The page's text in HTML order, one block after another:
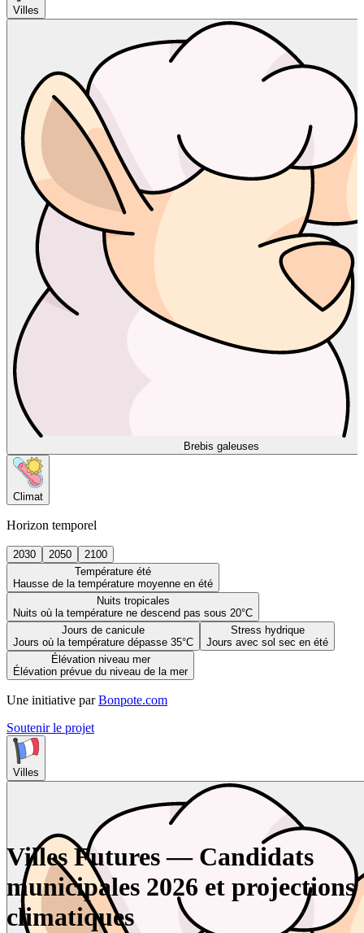
Villes
Brebis galeuses
Climat
Horizon temporel
2030 2050
2100
Température été
Hausse de la température moyenne en été
Nuits tropicales
Nuits où la température ne descend pas sous 20°C
Jours de canicule
Jours où la température dépasse 35°C
Stress hydrique
Jours avec sol sec en été
Élévation niveau mer
Élévation prévue du niveau de la mer
Une initiative par Bonpote.com
Soutenir le projet
Villes
Villes Futures — Candidats
municipales 2026 et projections
climatiques